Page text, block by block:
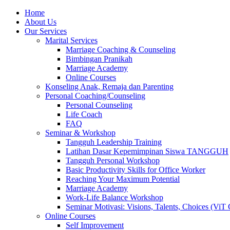
Skip
content
Home
About Us
Our Services
Marital Services
Marriage Coaching & Counseling
Bimbingan Pranikah
Marriage Academy
Online Courses
Konseling Anak, Remaja dan Parenting
Personal Coaching/Counseling
Personal Counseling
Life Coach
FAQ
Seminar & Workshop
Tangguh Leadership Training
Latihan Dasar Kepemimpinan Siswa TANGGUH
Tangguh Personal Workshop
Basic Productivity Skills for Office Worker
Reaching Your Maximum Potential
Marriage Academy
Work-Life Balance Workshop
Seminar Motivasi: Visions, Talents, Choices (ViT
Online Courses
Self Improvement